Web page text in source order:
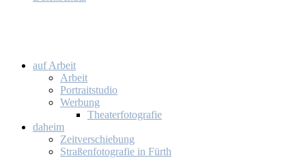
auf Ar­beit
Ar­beit
Por­trait­stu­dio
Wer­bung
Thea­ter­fo­to­gra­fie
da­heim
Zeit­ver­schie­bung
Stra­ßen­fo­to­gra­fie in Fürth